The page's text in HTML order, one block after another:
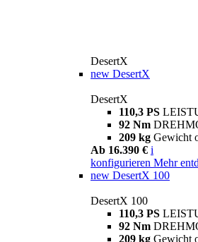
DesertX
new DesertX
DesertX
110,3 PS
92 Nm
209 kg Gewicht
Ab 16.390 € i
konfigurieren Mehr
new DesertX 100
DesertX 100
110,3 PS
92 Nm
209 kg Gewicht